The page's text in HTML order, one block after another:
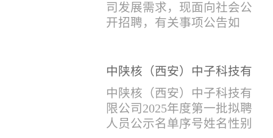
司发展需求，现面向社会公
开招聘，有关事项公告如
会招聘：面向社会招聘，同
等条件下集团内部员工优
先。（2）应届生招聘：国家
计划内统一招收的全日制院
校应届毕业生，重点院校应
中陕核（西安）中子科技有
限公司2025年度第一批拟聘
人员公示名单
中陕核（西安）中子科技有
限公司2025年度第一批拟聘
人员公示名单序号姓名性别